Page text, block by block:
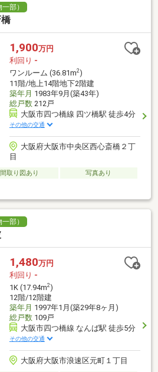
部）
1,900万円
利回り -
ワンルーム (36.81m2)
11階/地上14階地下2階建
築年月 1983年9月(築43年)
総戸数212戸
大阪市四つ橋線 四ツ橋駅 徒歩4分
その他の交通
大阪府大阪市中央区西心斎橋２丁
目
間取り図あり
写真あり
部）
1,480万円
利回り -
1K (17.94m2)
12階/12階建
築年月 1997年1月(築29年8ヶ月)
総戸数109戸
大阪市四つ橋線 なんば駅 徒歩5分
その他の交通
大阪府大阪市浪速区元町１丁目